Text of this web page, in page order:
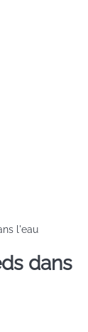
l'eau
dans